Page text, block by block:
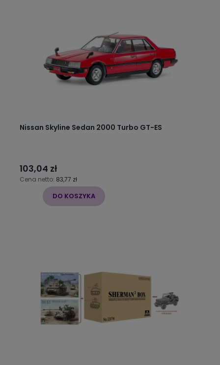
Nissan Skyline Sedan 2000 Turbo GT-ES
103,04 zł
Cena netto: 83,77 zł
DO KOSZYKA